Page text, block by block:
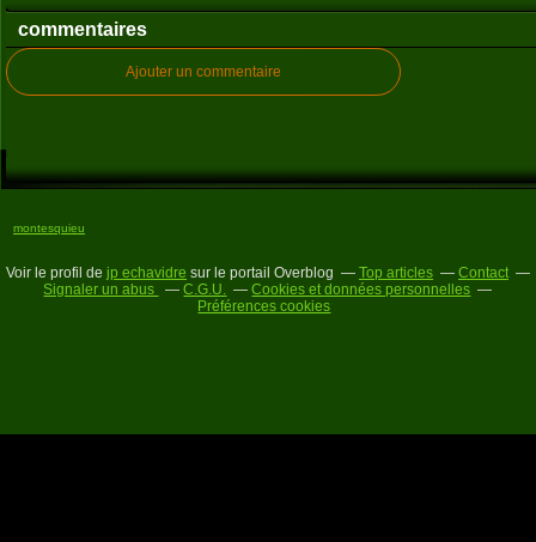
commentaires
Ajouter un commentaire
montesquieu
Voir le profil de jp echavidre sur le portail Overblog Top articles
Contact
Signaler un abus
C.G.U.
Cookies et données personnelles
Préférences cookies